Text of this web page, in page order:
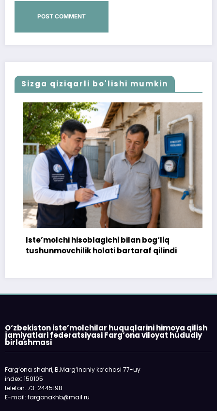
Sizga qiziqarli bo'lishi mumkin
Iste’molchi hisoblagichi bilan bog‘liq
tushunmovchilik holati bartaraf qilindi
O‘zbekiston iste’molchilar huquqlarini himoya qilish
jamiyatlari federatsiyasi Farg‘ona viloyat hududiy
birlashmasi
Farg‘ona shahri, B.Marg‘inoniy ko‘chasi 77-uy
index: 150105
telefon: 73-2445198
E-mail: fargonakhb@mail.ru